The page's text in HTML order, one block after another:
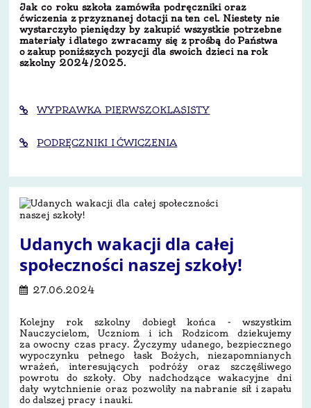
Jak co roku szkoła zamówiła podręczniki oraz
ćwiczenia z przyznanej dotacji na ten cel. Niestety nie
wystarczyło pieniędzy by zakupić wszystkie potrzebne
materiały i dlatego zwracamy się z prośbą do Państwa
o zakup poniższych pozycji dla swoich dzieci na rok
szkolny 2024/2025­­­­.
WYPRAWKA PIERWSZOKLASISTY
PODRĘCZNIKI I ĆWICZENIA
Udanych wakacji dla całej
społeczności naszej szkoły!
27.06.2024
Kolejny rok szkolny dobiegł końca - wszystkim
Nauczycielom, Uczniom i ich Rodzicom dziekujemy
za owocny czas pracy. Życzymy udanego, bezpiecznego
wypoczynku pełnego łask Bożych, niezapomnianych
wrażeń, interesujących podróży oraz szczęśliwego
powrotu do szkoły. Oby nadchodzące wakacyjne dni
dały wytchnienie oraz pozwoliły na nabranie sił i zapału
do dalszej pracy i nauki.